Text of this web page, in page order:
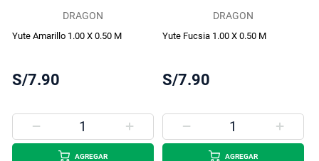
DRAGON
Yute Amarillo 1.00 X 0.50 M
S/7.90
AGREGAR
DRAGON
Yute Fucsia 1.00 X 0.50 M
S/7.90
AGREGAR